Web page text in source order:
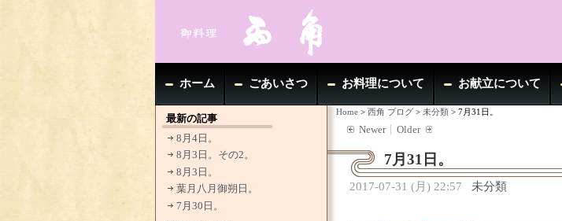
ホーム ごあいさつ お料理について お献立について
Home> 西角 ブログ> 未分類> 7月31日。
Newer Older
7月31日。
2017-07-31 (月) 22:57 未分類
最新の記事
8月4日。
8月3日。その2。
8月3日。
葉月八月御朔日。
7月30日。